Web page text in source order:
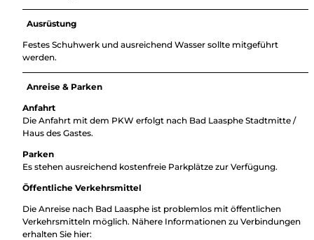
Ausrüstung
Festes Schuhwerk und ausreichend Wasser sollte mitgeführt
werden.
Anreise & Parken
Anfahrt
Die Anfahrt mit dem PKW erfolgt nach Bad Laasphe Stadtmitte /
Haus des Gastes.
Parken
Es stehen ausreichend kostenfreie Parkplätze zur Verfügung.
Öffentliche Verkehrsmittel
Die Anreise nach Bad Laasphe ist problemlos mit öffentlichen
Verkehrsmitteln möglich. Nähere Informationen zu Verbindungen
erhalten Sie hier: